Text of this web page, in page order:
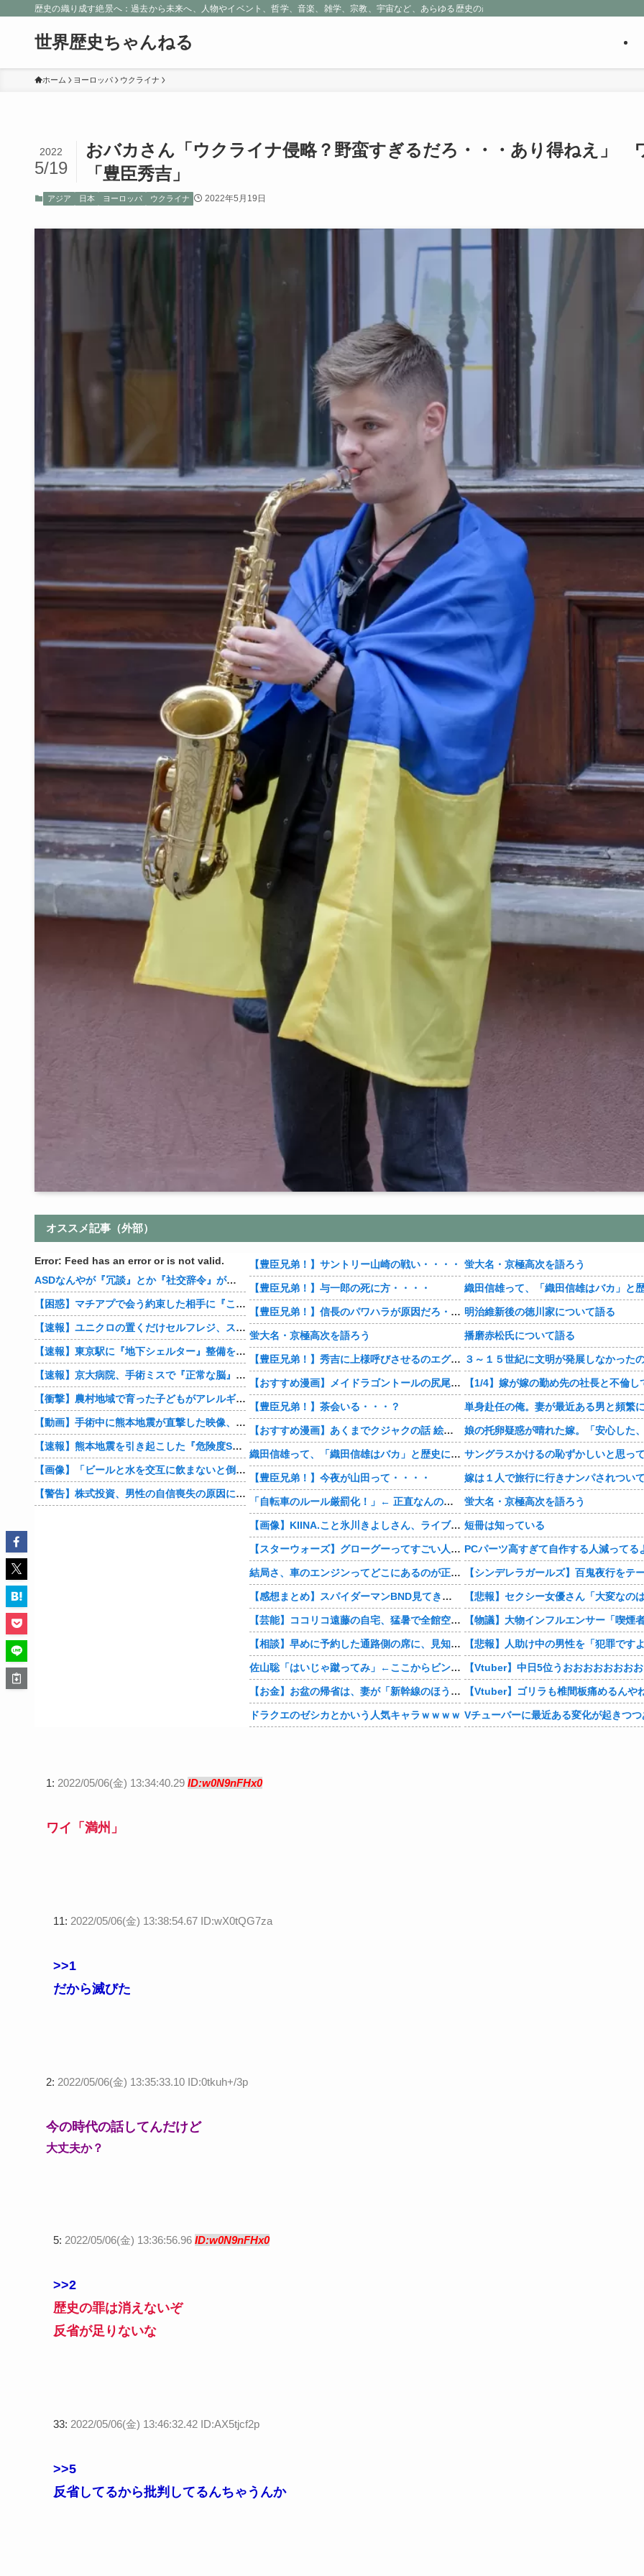
歴史の織り成す絶景へ：過去から未来へ、人物やイベント、哲学、音楽、雑学、宗教、宇宙など、あらゆる歴史の産物に包まれる魅惑の世界を探求しよ
世界歴史ちゃんねる
ホーム ヨーロッパ ウクライナ
おバカさん「ウクライナ侵略？野蛮すぎるだろ・・・あり得ねえ」
「豊臣秀吉」
2022
5/19
アジア 日本 ヨーロッパ ウクライナ 2022年5月19日
オススメ記事（外部）
Error: Feed has an error or is not valid.
ASDなんやが『冗談』とか『社交辞令』がマジでわからなくて怖い
【困惑】マチアプで会う約束した相手に『この返信』送ったらブロックされたんやが…
【速報】ユニクロの置くだけセルフレジ、スーパーにも導入へ
【速報】東京駅に『地下シェルター』整備を正式表明
【速報】京大病院、手術ミスで『正常な脳』を摘出 → 患者は自発呼吸不可能な植物状態に
【衝撃】農村地域で育った子どもがアレルギーやぜん息になりにくい『農場効果』を引き起こす細菌が判明
【動画】手術中に熊本地震が直撃した映像、凄まじい…
【速報】熊本地震を引き起こした『危険度Sランク断層』日本のド真ん中に10カ所もあると判明
【画像】「ビールと水を交互に飲まないと倒れるグラス」発売
【警告】株式投資、男性の自信喪失の原因に… 6割超が「人生の敗者」自認
【豊臣兄弟！】サントリー山崎の戦い・・・・
【豊臣兄弟！】与一郎の死に方・・・・
【豊臣兄弟！】信長のパワハラが原因だろ・・・？
蛍大名・京極高次を語ろう
【豊臣兄弟！】秀吉に上様呼びさせるのエグいな・・・・
【おすすめ漫画】メイドラゴントールの尻尾もふもふ・・・・
【豊臣兄弟！】茶会いる・・・？
【おすすめ漫画】あくまでクジャクの話 絵が綺麗・・・・
織田信雄って、「織田信雄はバカ」と歴史に書かれているが今まで家が残っているんでバカではないよな？
【豊臣兄弟！】今夜が山田って・・・・
「自転車のルール厳罰化！」← 正直なんの意味もなかった件www
【画像】KIINA.こと氷川きよしさん、ライブを前にあたシコ欲全開www
【スターウォーズ】グローグーってすごい人気あるんだな…
結局さ、車のエンジンってどこにあるのが正解なんだよ！
【感想まとめ】スパイダーマンBND見てきたよ
【芸能】ココリコ遠藤の自宅、猛暑で全館空調故障…新品交換費300万円…高額費用に「高すぎる」
【相談】早めに予約した通路側の席に、見知らぬ母子が。車掌の呼びかけにも「目を閉じて無視」して居座られました。無理やり奪われた席は、結局“やったもん勝ち”になってしまうのでしょうか？
佐山聡「はいじゃ蹴ってみ」←ここからビンタされずに済む方法
【お金】お盆の帰省は、妻が「新幹線のほうが楽」と譲りません。東京から大阪まで家族4人だと往復「10万円」近くかかるため、私は車で節約したいのですが、実際の費用はどれくらい違うのでしょうか？
ドラクエのゼシカとかいう人気キャラｗｗｗｗ
蛍大名・京極高次を語ろう
明治維新後の徳川家について語る
播磨赤松氏について語る
蛍大名・京極高次を語ろう
短冊は知っている
PCパーツ高すぎて自作する人減ってる
【Vtuber】ゴリラも椎間板痛めるんや
Vチューバーに最近ある変化が起きつつ
1: 2022/05/06(金) 13:34:40.29 ID:w0N9nFHx0
ワイ「満州」
11: 2022/05/06(金) 13:38:54.67 ID:wX0tQG7za
>>1
だから滅びた
2: 2022/05/06(金) 13:35:33.10 ID:0tkuh+/3p
今の時代の話してんだけど
大丈夫か？
5: 2022/05/06(金) 13:36:56.96 ID:w0N9nFHx0
>>2
歴史の罪は消えないぞ
反省が足りないな
33: 2022/05/06(金) 13:46:32.42 ID:AX5tjcf2p
>>5
反省してるから批判してるんちゃうんか